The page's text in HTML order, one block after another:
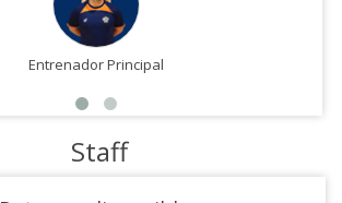
Entrenador Principal
Staff